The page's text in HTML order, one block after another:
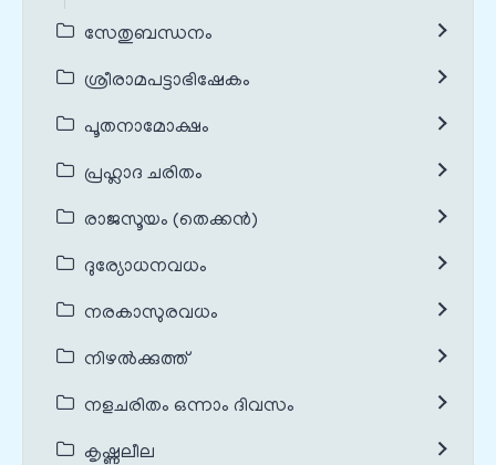
സേതുബന്ധനം
ശ്രീരാമപട്ടാഭിഷേകം
പൂതനാമോക്ഷം
പ്രഹ്ലാദ ചരിതം
രാജസൂയം (തെക്കൻ)
ദുര്യോധനവധം
നരകാസുരവധം
നിഴൽക്കുത്ത്
നളചരിതം ഒന്നാം ദിവസം
കൃഷ്ണലീല